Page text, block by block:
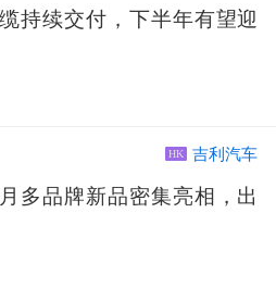
持续交付，下半年有望迎
HK 吉利汽车
多品牌新品密集亮相，出